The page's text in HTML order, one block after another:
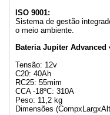
ISO 9001:
Sistema de gestão
o meio ambiente.
Bateria Jupiter Advanced
Tensão: 12v
C20: 40Ah
RC25: 55mim
CCA -18ºC: 310A
Peso: 11,2 kg
Dimensões